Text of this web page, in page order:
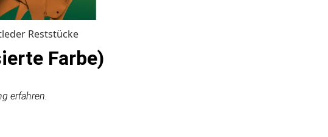
Reststücke
Farbe)
erfahren.